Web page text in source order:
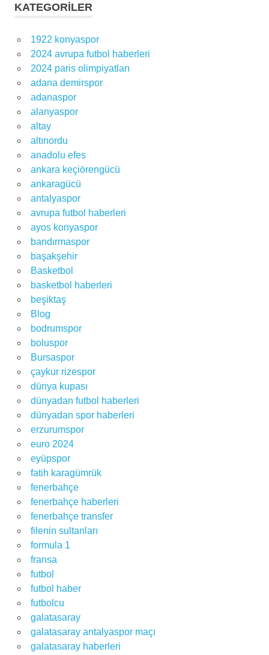
KATEGORILER
1922 konyaspor
2024 avrupa futbol haberleri
2024 paris olimpiyatları
adana demirspor
adanaspor
alanyaspor
altay
altınordu
anadolu efes
ankara keçiörengücü
ankaragücü
antalyaspor
avrupa futbol haberleri
ayos konyaspor
bandırmaspor
başakşehir
Basketbol
basketbol haberleri
beşiktaş
Blog
bodrumspor
boluspor
Bursaspor
çaykur rizespor
dünya kupası
dünyadan futbol haberleri
dünyadan spor haberleri
erzurumspor
euro 2024
eyüpspor
fatih karagümrük
fenerbahçe
fenerbahçe haberleri
fenerbahçe transfer
filenin sultanları
formula 1
fransa
futbol
futbol haber
futbolcu
galatasaray
galatasaray antalyaspor maçı
galatasaray haberleri